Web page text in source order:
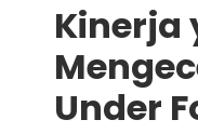
Kinerja
Under